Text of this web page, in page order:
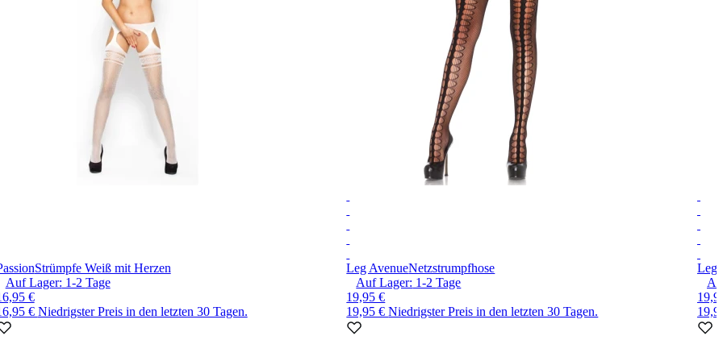
Strümpfe Weiß mit Herzen
Auf Lager: 1-2 Tage
€
€ Niedrigster Preis in den letzten 30 Tagen.
Leg AvenueNetzstrumpfhose
Auf Lager: 1-2Tage
19,95 €
19,95 €Niedrigster Preis in den letzten 30 Tagen.
Leg